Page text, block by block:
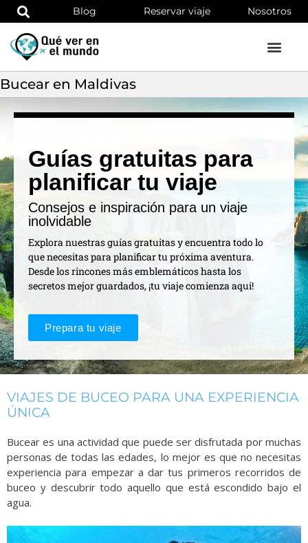
Blog Reservar viaje Nosotros
Bucear en Maldivas
Guías gratuitas para
planificar tu viaje
Consejos e inspiración para un viaje
inolvidable
Explora nuestras guías gratuitas y encuentra todo lo
que necesitas para planificar tu próxima aventura.
Desde los rincones más emblemáticos hasta los
secretos mejor guardados, ¡tu viaje comienza aquí!
Prepara tu viaje
VIAJES DE BUCEO PARA UNA EXPERIENCIA
ÚNICA
Bucear es una actividad que puede ser disfrutada por muchas
personas de todas las edades, lo mejor es que no necesitas
experiencia para empezar a dar tus primeros recorridos de
buceo y descubrir todo aquello que está escondido bajo el
agua.